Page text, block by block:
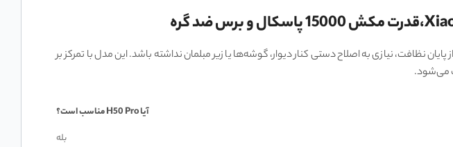
برس ضد گره
نظافت، نیازی به اصلاح دستی کنار دیوار، گوشه‌ها یا زیر مبلمان نداشته باشد. این مدل با تمرکز بر
می‌شود.
آیا
مناسب است؟
بله